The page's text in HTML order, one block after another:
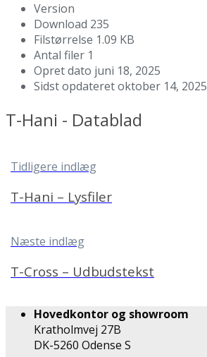
Version
Download 235
Filstørrelse 1.09 KB
Antal filer 1
Opret dato juni 18, 2025
Sidst opdateretoktober 14, 2025
T-Hani - Datablad
Tidligere indlæg
T-Hani – Lysfiler
Næste indlæg
T-Cross – Udbudstekst
Hovedkontor og showroom
Kratholmvej 27B
DK-5260 Odense S